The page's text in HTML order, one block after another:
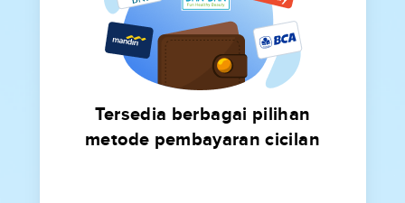
Tersedia berbagai pilihan
metode pembayaran cicilan